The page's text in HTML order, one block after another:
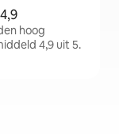
hoog
4,9 uit 5.